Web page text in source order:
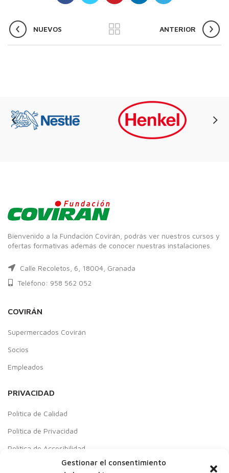
Gestionar el consentimiento
NUEVOS ANTERIOR
Bienvenido a la Fundación Covirán, podrás ver nuestros cursos y
ofertas formativas además de conocer nuestras instalaciones.
Calle Recoletos, 6, 18004, Granada
Teléfono: 958 562 052
COVIRÁN
Supermercados Covirán
Socios
Empleados
PRIVACIDAD
Política de Calidad
Política de Privacidad
Política de Accesibilidad